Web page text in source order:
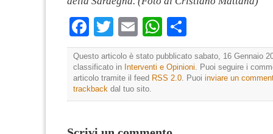
Facebook
TwitterEmailWhatsApp
Questo articolo è stato pubblicato sabato, 16 Gennaio
classificato in Interventi e Opinioni. Puoi seguire i
articolo tramite il feed RSS 2.0. Puoi inviare un
trackback dal tuo sito.